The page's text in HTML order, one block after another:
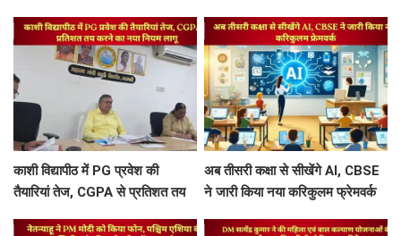
सम्मानित
काशी विद्यापीठ में PG प्रवेश की
तैयारियां तेज, CGPA से प्रतिशत तय
अब तीसरी कक्षा से सीखेंगे AI, CBSE
ने जारी किया नया करिकुलम फ्रेमवर्क